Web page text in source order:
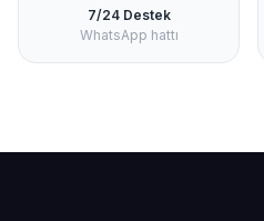
7/24 Destek
WhatsApp hattı